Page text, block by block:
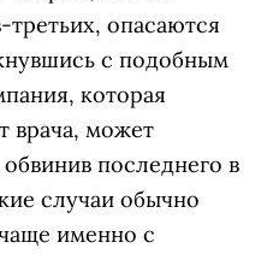
опасаются
с подобным
которая
врача, может
последнего в
случаи обычно
именно с